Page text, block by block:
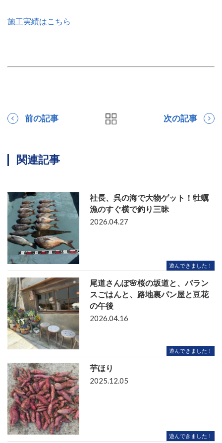
施工実績はこちら
前の記事 次の記事
関連記事
社長、呉の海で大物ゲット！牡蠣
漁のすぐ横で釣り三昧
遊んできました！
2026.04.27
尾道さんぽ🌸桜の坂道と、バラン
スごはんと、路地裏パン屋と豆花
の午後
遊んできました！
2026.04.16
芋ほり
遊んできました！
2025.12.05